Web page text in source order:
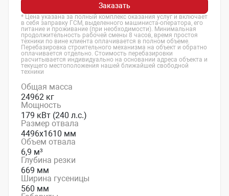
Заказать
* Цена указана за полный комплекс оказания услуг и включает
в себя заправку ГСМ, выделенного машиниста-оператора, его
питание и проживание (при необходимости). Минимальная
продолжительность рабочей смены 8 часов, время простоя
техники по вине клиента оплачивается в полном объеме.
Перебазировка строительного механизма на объект и обратно
оплачивается отдельно. Стоимость перебазировки
расчитывается индивидуально на основании адреса объекта и
текущего местоположения нашей ближайшей свободной
техники
Общая масса
24962 кг
Мощность
179 кВт (240 л.с.)
Размер отвала
4496х1610 мм
Объем отвала
6,9 м³
Глубина резки
669 мм
Ширина гусеницы
560 мм